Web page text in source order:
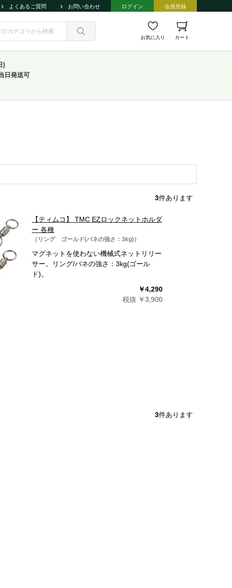
よくあるご質問 お問い合わせ ログイン 会員登録
お気に入り カート
)
日発送可
3件あります
【ティムコ】 TMC EZロックネットホルダ
ー 各種
（リング ゴールド(バネの強さ：3kg)）
マグネットを使わない機械式ネットリリー
サー。リング/バネの強さ：3kg(ゴール
ド)。
￥4,290
税抜 ￥3,900
3件あります